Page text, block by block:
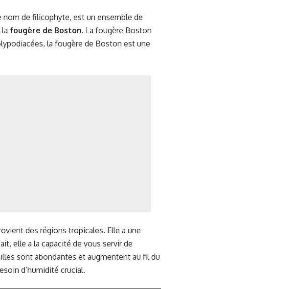
de filicophyte, est un ensemble de
fougère de Boston. La fougère Boston
la fougère de Boston est une
des régions tropicales. Elle a une
elle a la capacité de vous servir de
sont abondantes et augmentent au fil du
d’humidité crucial.